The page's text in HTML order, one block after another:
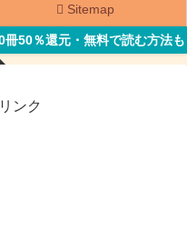
Sitemap
冊50％還元・無料で読む方法も
ンク